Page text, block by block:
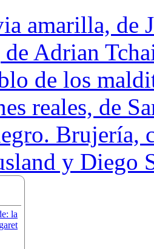
amarilla, de
de Adrian
de los
reales, de
Brujería,
y Diego
la